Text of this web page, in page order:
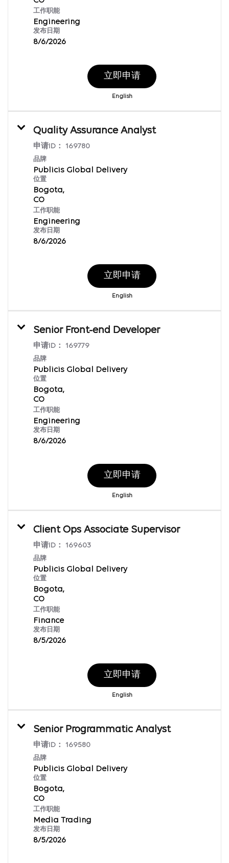
工作职能
Engineering
发布日期
8/6/2026
立即申请
English
Quality Assurance Analyst
申请ID： 169780
品牌
Publicis Global Delivery
位置
Bogota,
工作职能
Engineering
发布日期
8/6/2026
立即申请
English
Senior Front-end Developer
申请ID： 169779
品牌
Publicis Global Delivery
位置
Bogota,
工作职能
Engineering
发布日期
8/6/2026
立即申请
English
Client Ops Associate Supervisor
申请ID： 169603
品牌
Publicis Global Delivery
位置
Bogota,
工作职能
Finance
发布日期
8/5/2026
立即申请
English
Senior Programmatic Analyst
申请ID： 169580
品牌
Publicis Global Delivery
位置
Bogota,
工作职能
Media Trading
发布日期
8/5/2026